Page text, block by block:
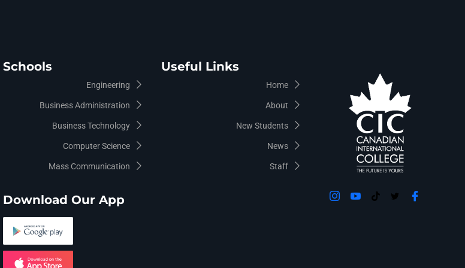
Useful Links
Home
About
New Students
News
Staff
Schools
Engineering
Business Administration
Business Technology
Computer Science
Mass Communication
Download Our App